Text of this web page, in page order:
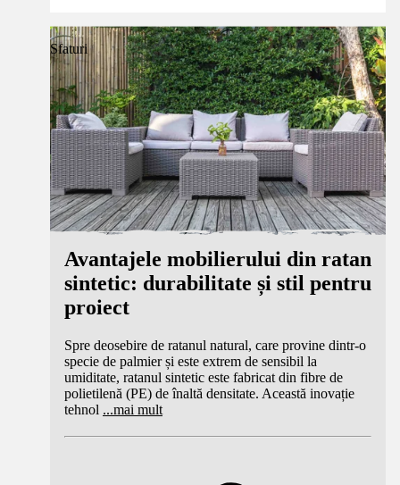
Sfaturi
Avantajele mobilierului din ratan
sintetic: durabilitate și stil pentru
proiect
Spre deosebire de ratanul natural, care provine dintr-o
specie de palmier și este extrem de sensibil la
umiditate, ratanul sintetic este fabricat din fibre de
polietilenă (PE) de înaltă densitate. Această inovație
tehnol ...mai mult